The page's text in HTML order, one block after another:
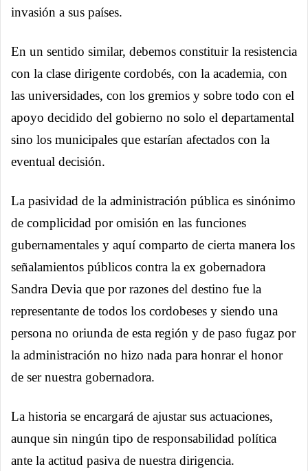
invasión a sus países.
En un sentido similar, debemos constituir la resistencia
con la clase dirigente cordobés, con la academia, con
las universidades, con los gremios y sobre todo con el
apoyo decidido del gobierno no solo el departamental
sino los municipales que estarían afectados con la
eventual decisión.
La pasividad de la administración pública es sinónimo
de complicidad por omisión en las funciones
gubernamentales y aquí comparto de cierta manera los
señalamientos públicos contra la ex gobernadora
Sandra Devia que por razones del destino fue la
representante de todos los cordobeses y siendo una
persona no oriunda de esta región y de paso fugaz por
la administración no hizo nada para honrar el honor
de ser nuestra gobernadora.
La historia se encargará de ajustar sus actuaciones,
aunque sin ningún tipo de responsabilidad política
ante la actitud pasiva de nuestra dirigencia.